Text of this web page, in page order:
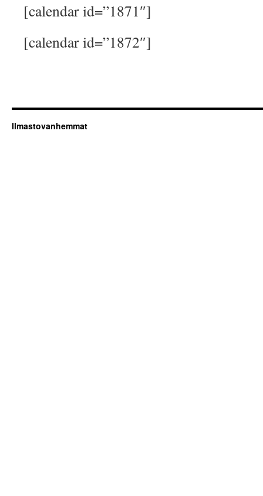
[calendar id=”1871″]
[calendar id=”1872″]
Ilmastovanhemmat